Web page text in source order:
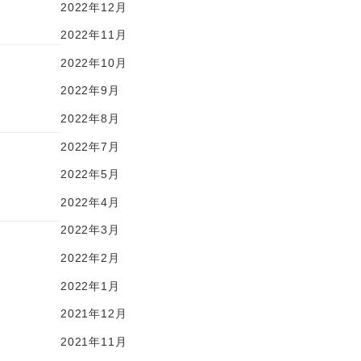
2022年12月
2022年11月
2022年10月
2022年9月
2022年8月
2022年7月
2022年5月
2022年4月
2022年3月
2022年2月
2022年1月
2021年12月
2021年11月